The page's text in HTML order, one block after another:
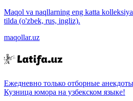
Maqol va naqllarning eng katta
tilda (o'zbek, rus, ingliz).
maqollar.uz
Ежедневно только отборные
Кузница юмора на узбекском языке!